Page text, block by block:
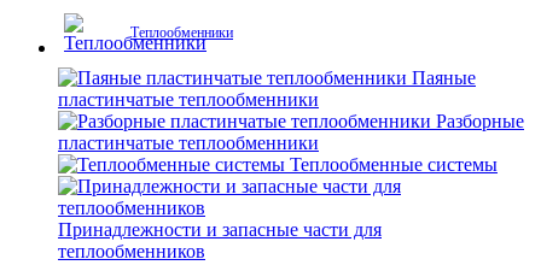
Теплообменники
Паяные
пластинчатые теплообменники
Разборные
пластинчатые теплообменники
Теплообменные системы
Принадлежности и запасные части для
теплообменников